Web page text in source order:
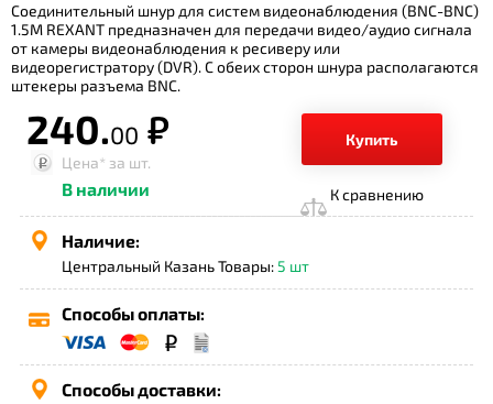
Соединительный шнур для систем видеонаблюдения (BNC-BNC)
1.5М REXANT предназначен для передачи видео/аудио сигнала
от камеры видеонаблюдения к ресиверу или
видеорегистратору (DVR). С обеих сторон шнура располагаются
штекеры разъема BNC.
240.00 р.
Купить
Цена* за шт.
В наличии К сравнению
Наличие:
Центральный Казань Товары: 5 шт
Способы оплаты:
Способы доставки: